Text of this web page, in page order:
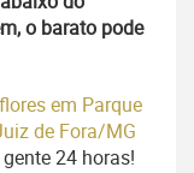
o barato pode
em Parque
de Fora/MG
24 horas!